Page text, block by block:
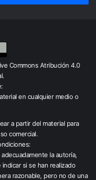
Commons Atribución 4.0
.
en cualquier medio o
a partir del material para
comercial.
la autoría,
si se han realizado
razonable, pero no de una